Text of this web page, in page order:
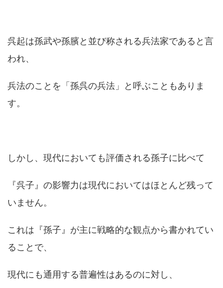
呉起は孫武や孫臏と並び称される兵法家であると言
われ、
兵法のことを「孫呉の兵法」と呼ぶこともありま
す。
しかし、現代においても評価される孫子に比べて
『呉子』の影響力は現代においてはほとんど残って
いません。
これは『孫子』が主に戦略的な観点から書かれてい
ることで、
現代にも通用する普遍性はあるのに対し、